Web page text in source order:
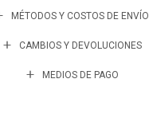
MÉTODOS Y COSTOS DE ENVÍO
CAMBIOS Y DEVOLUCIONES
MEDIOS DE PAGO